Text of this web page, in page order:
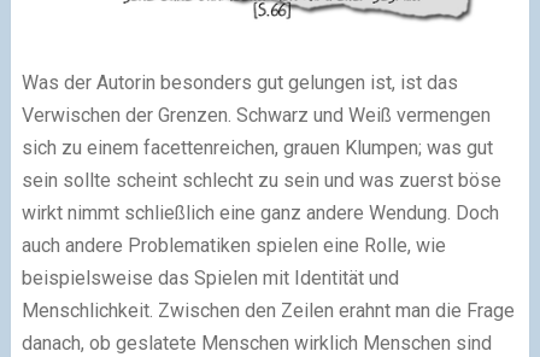
Was der Autorin besonders gut gelungen ist, ist das
Verwischen der Grenzen. Schwarz und Weiß vermengen
sich zu einem facettenreichen, grauen Klumpen; was gut
sein sollte scheint schlecht zu sein und was zuerst böse
wirkt nimmt schließlich eine ganz andere Wendung. Doch
auch andere Problematiken spielen eine Rolle, wie
beispielsweise das Spielen mit Identität und
Menschlichkeit. Zwischen den Zeilen erahnt man die Frage
danach, ob geslatete Menschen wirklich Menschen sind